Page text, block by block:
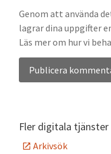
Genom att använda
lagrar dina uppgifter
Läs mer om hur vi
Fler digitala
Arkivsök